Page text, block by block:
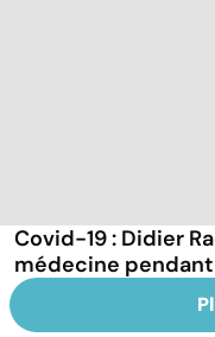
Covid-19 : Didier
médecine pendant